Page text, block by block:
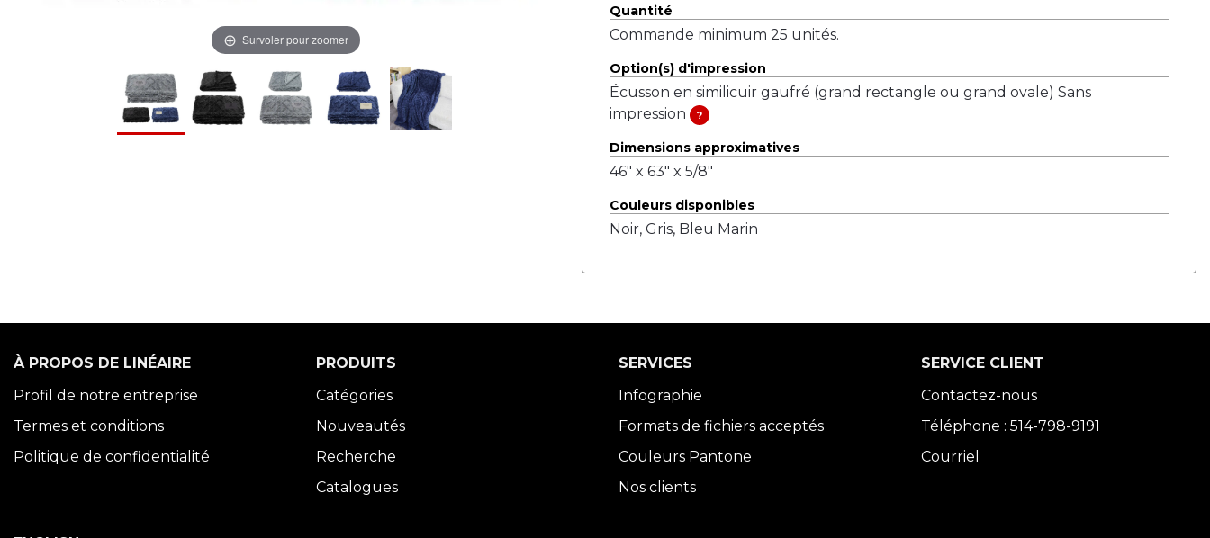
Survoler pour zoomer
Quantité
Commande minimum 25 unités.
Option(s) d'impression
Écusson en similicuir gaufré (grand rectangle ou grand ovale) Sans
impression
?
Dimensions approximatives
46" x 63" x 5/8"
Couleurs disponibles
Noir, Gris, Bleu Marin
À PROPOS DE LINÉAIRE
Profil de notre entreprise
Termes et conditions
Politique de confidentialité
PRODUITS
Catégories
Nouveautés
Recherche
Catalogues
SERVICES
Infographie
Formats de fichiers acceptés
Couleurs Pantone
Nos clients
SERVICE CLIENT
Contactez-nous
Téléphone : 514-798-9191
Courriel